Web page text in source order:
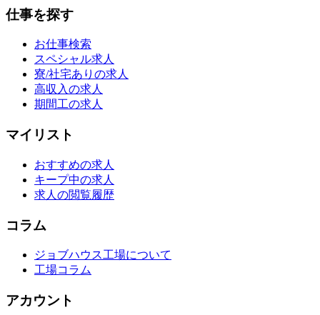
仕事を探す
お仕事検索
スペシャル求人
寮/社宅ありの求人
高収入の求人
期間工の求人
マイリスト
おすすめの求人
キープ中の求人
求人の閲覧履歴
コラム
ジョブハウス工場について
工場コラム
アカウント